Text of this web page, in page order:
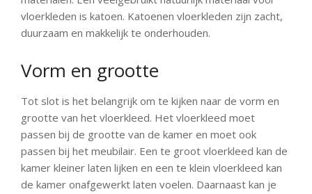
vloerkleden is katoen. Katoenen vloerkleden zijn zacht,
duurzaam en makkelijk te onderhouden.
Vorm en grootte
Tot slot is het belangrijk om te kijken naar de vorm en
grootte van het vloerkleed. Het vloerkleed moet
passen bij de grootte van de kamer en moet ook
passen bij het meubilair. Een te groot vloerkleed kan de
kamer kleiner laten lijken en een te klein vloerkleed kan
de kamer onafgewerkt laten voelen. Daarnaast kan je